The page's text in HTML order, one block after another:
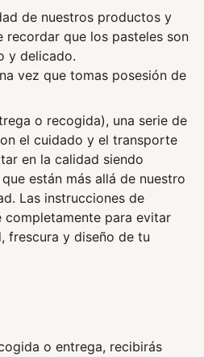
de nuestros productos y
recordar que los pasteles son
y delicado.
vez que tomas posesión de
o recogida), una serie de
el cuidado y el transporte
en la calidad siendo
están más allá de nuestro
Las instrucciones de
completamente para evitar
frescura y diseño de tu
o entrega, recibirás